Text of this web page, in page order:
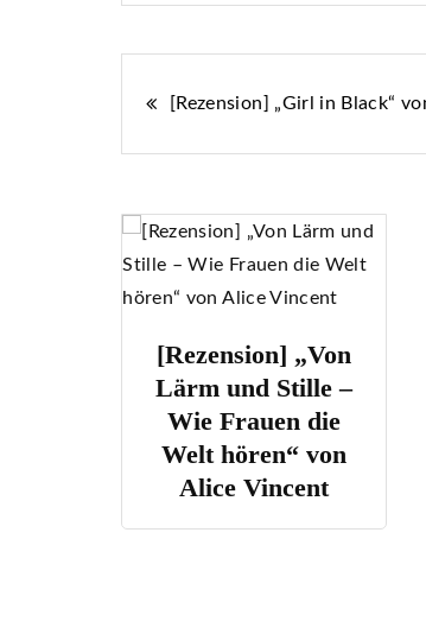
[Rezension] „Girl in Black“
[Rezension] „Von
Lärm und Stille –
Wie Frauen die
Welt hören“ von
Alice Vincent